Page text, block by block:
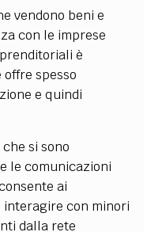
vendono beni e
con le imprese
è
spesso
e quindi
si sono
le comunicazioni
ai
con minori
dalla rete